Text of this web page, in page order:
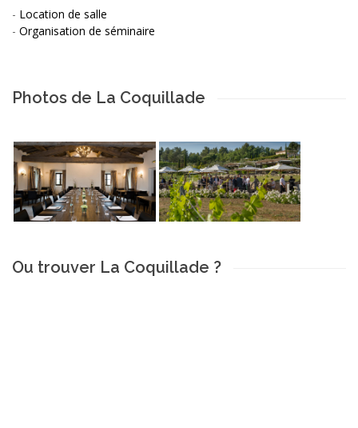
- Location de salle
- Organisation de séminaire
Photos de La Coquillade
Ou trouver La Coquillade ?